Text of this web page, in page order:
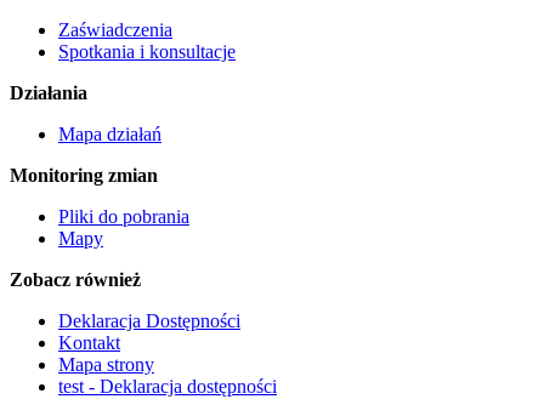
Zaświadczenia
Spotkania i konsultacje
Działania
Mapa działań
Monitoring zmian
Pliki do pobrania
Mapy
Zobacz również
Deklaracja Dostępności
Kontakt
Mapa strony
test - Deklaracja dostępności